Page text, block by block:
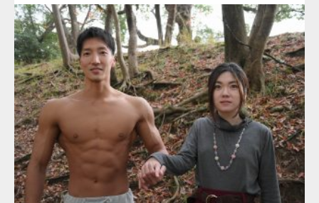
Update:2021.07.8
Category:公園のマッチョ その他 AKIHITO(細マッチョ) 大胸筋 腹筋
ダウンロード
ラスが紹介されま…
TOKYO FMラジオ番組「ONE MORNING」
で紹介さ…
NHK「所さん！事件ですよ」に取材されまし
た（6/8放送）